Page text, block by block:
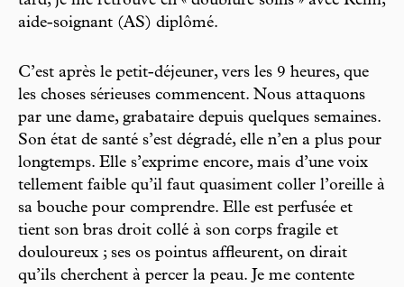
aide-soignant (AS) diplômé.
C’est après le petit-déjeuner, vers les 9 heures, que
les choses sérieuses commencent. Nous attaquons
par une dame, grabataire depuis quelques semaines.
Son état de santé s’est dégradé, elle n’en a plus pour
longtemps. Elle s’exprime encore, mais d’une voix
tellement faible qu’il faut quasiment coller l’oreille à
sa bouche pour comprendre. Elle est perfusée et
tient son bras droit collé à son corps fragile et
douloureux ; ses os pointus affleurent, on dirait
qu’ils cherchent à percer la peau. Je me contente